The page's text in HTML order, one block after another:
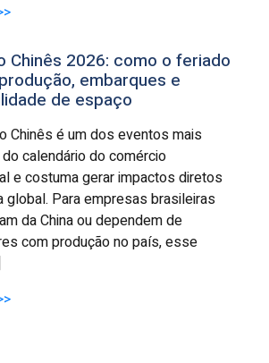
Chinês 2026: como o feriado
embarques e
de espaço
Chinês é um dos eventos mais
calendário do comércio
e costuma gerar impactos diretos
global. Para empresas brasileiras
da China ou dependem de
com produção no país, esse